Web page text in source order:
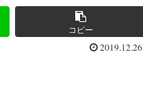
コピー
2019.12.26